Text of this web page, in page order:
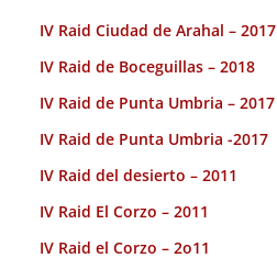
IV Raid Ciudad de Arahal – 2017
IV Raid de Boceguillas – 2018
IV Raid de Punta Umbria – 2017
IV Raid de Punta Umbria -2017
IV Raid del desierto – 2011
IV Raid El Corzo – 2011
IV Raid el Corzo – 2o11